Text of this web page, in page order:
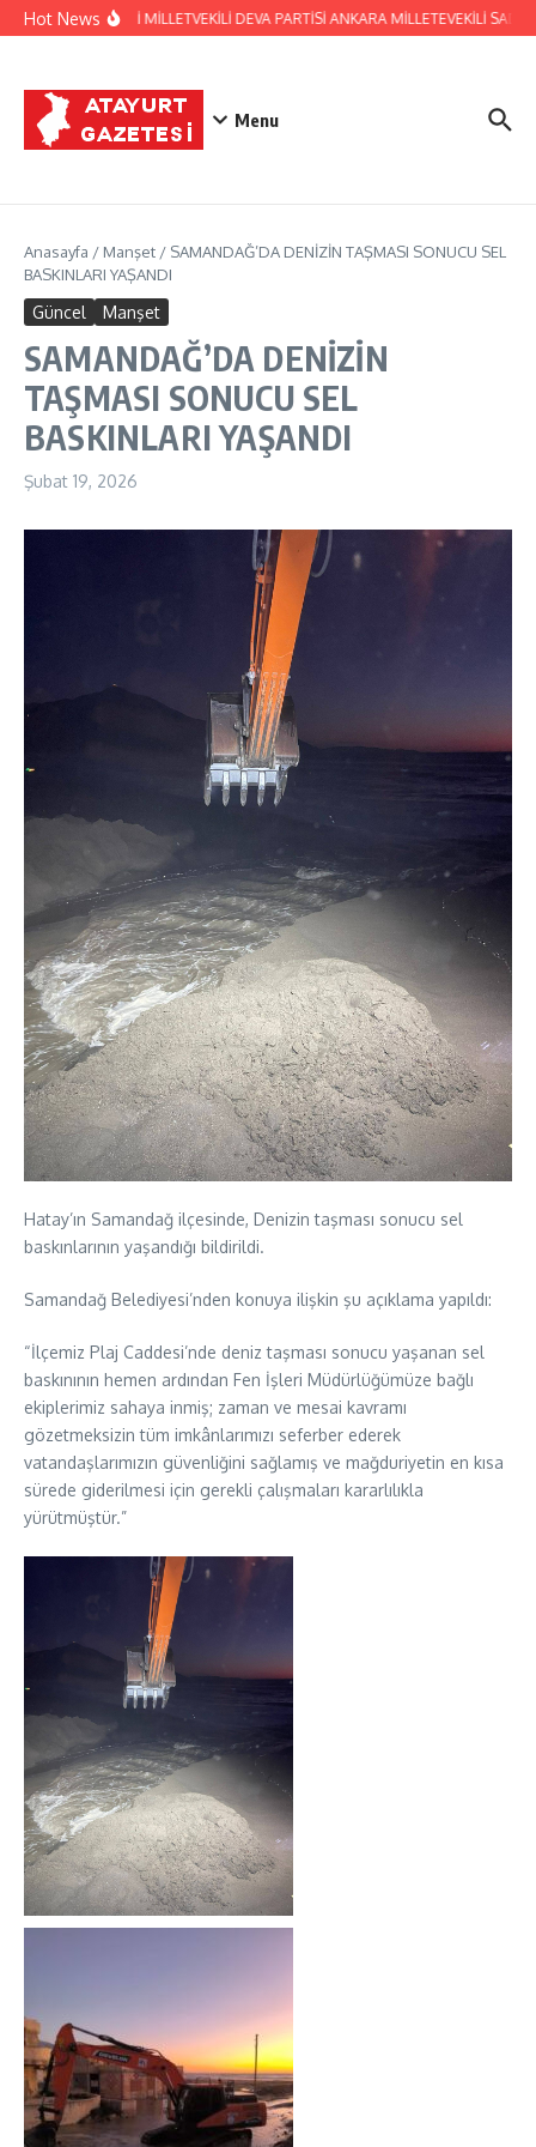
İçeriğe atla
Hot News
HATAY ESKİ MİLLETVEKİLİ DEVA PARTİSİ ANKARA MİLLETEVEKİLİ
Menu
Anasayfa / Manşet / SAMANDAĞ’DA DENİZİN TAŞMASI SONUCU SEL
BASKINLARI YAŞANDI
Güncel Manşet
SAMANDAĞ’DA DENİZİN
TAŞMASI SONUCU SEL
BASKINLARI YAŞANDI
Şubat 19, 2026
Hatay’ın Samandağ ilçesinde, Denizin taşması sonucu sel
baskınlarının yaşandığı bildirildi.
Samandağ Belediyesi’nden konuya ilişkin şu açıklama yapıldı:
“İlçemiz Plaj Caddesi’nde deniz taşması sonucu yaşanan sel
baskınının hemen ardından Fen İşleri Müdürlüğümüze bağlı
ekiplerimiz sahaya inmiş; zaman ve mesai kavramı
gözetmeksizin tüm imkânlarımızı seferber ederek
vatandaşlarımızın güvenliğini sağlamış ve mağduriyetin en kısa
sürede giderilmesi için gerekli çalışmaları kararlılıkla
yürütmüştür.”